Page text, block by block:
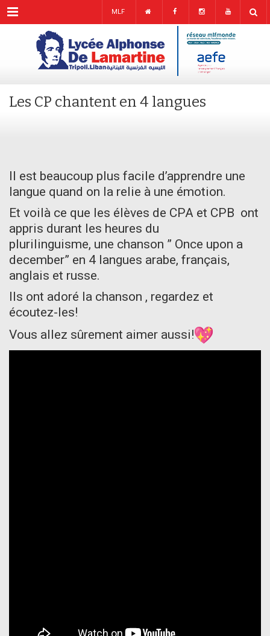
Menu MLF
Les CP chantent en 4 langues
Il est beaucoup plus facile d’apprendre une
langue quand on la relie à une émotion.
Et voilà ce que les élèves de CPA et CPB ont
appris durant les heures du
plurilinguisme, une chanson ” Once upon a
december” en 4 langues arabe, français,
anglais et russe.
Ils ont adoré la chanson , regardez et
écoutez-les!
Vous allez sûrement aimer aussi!